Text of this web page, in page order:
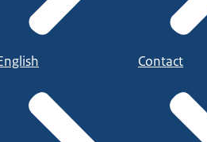
Contact